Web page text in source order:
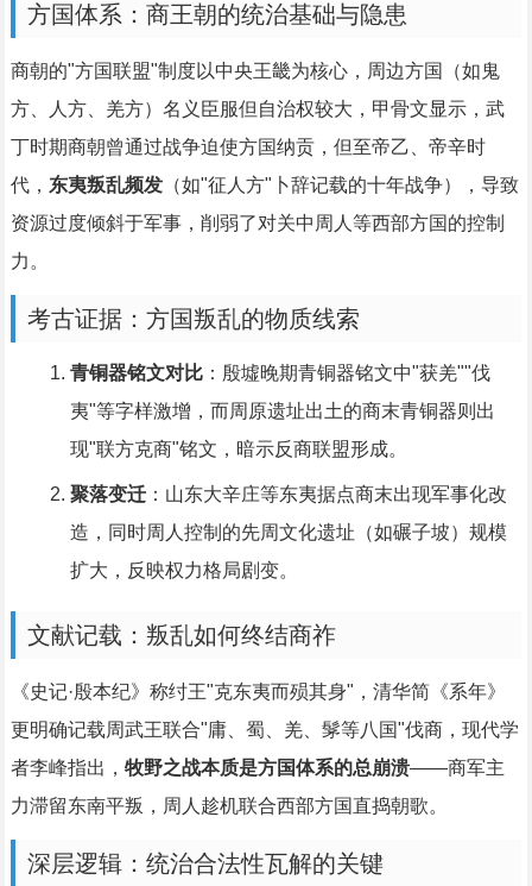
方国体系：商王朝的统治基础与隐患
商朝的"方国联盟"制度以中央王畿为核心，周边方国（如鬼
方、人方、羌方）名义臣服但自治权较大，甲骨文显示，武
丁时期商朝曾通过战争迫使方国纳贡，但至帝乙、帝辛时
代， 东夷叛乱频发（如"征人方"卜辞记载的十年战争），导致
资源过度倾斜于军事，削弱了对关中周人等西部方国的控制
力。
考古证据：方国叛乱的物质线索
青铜器铭文对比：殷墟晚期青铜器铭文中"获羌""伐
夷"等字样激增，而周原遗址出土的商末青铜器则出
现"联方克商"铭文，暗示反商联盟形成。
聚落变迁：山东大辛庄等东夷据点商末出现军事化改
造，同时周人控制的先周文化遗址（如碾子坡）规模
扩大，反映权力格局剧变。
文献记载：叛乱如何终结商祚
《史记·殷本纪》称纣王"克东夷而殒其身"，清华简《系年》
更明确记载周武王联合"庸、蜀、羌、髳等八国"伐商，现代学
者李峰指出， 牧野之战本质是方国体系的总崩溃——商军主
力滞留东南平叛，周人趁机联合西部方国直捣朝歌。
深层逻辑：统治合法性瓦解的关键